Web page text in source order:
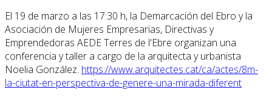
El 19 de marzo a las 17:30 h, la Demarcación del Ebro y la
Asociación de Mujeres Empresarias, Directivas y
Emprendedoras AEDE Terres de l'Ebre organizan una
conferencia y taller a cargo de la arquitecta y urbanista
Noelia González. https://www.arquitectes.cat/ca/actes/8m-
la-ciutat-en-perspectiva-de-genere-una-mirada-diferent